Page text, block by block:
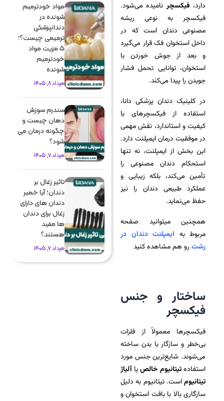
دارد، فیکسچرنامیده می‌شود.
فیکسچر به نوعی ریشه
مصنوعی دندان است که در
داخل استخوان فک قرار می‌گیرد
و بعد از جوش خوردن با
استخوان، توانایی تحمل فشار
جویدن را پیدا می‌کند.
در کلینیک دندان پزشکی دانا،
استفاده از فیکسچرهای با
کیفیت و استاندارد، نقش مهمی
در موفقیت درمان ایمپلنت دارد.
این بخش از ایمپلنت، نه تنها
استحکام دندان مصنوعی را
تأمین می‌کند، بلکه زیبایی و
عملکرد طبیعی دندان را نیز
حفظ می‌نماید.
همچنین میتوانید صفحه
مربوط به ایمپلنت دندان در
رشت رو هم مشاهده کنید
ساختار و جنس
فیکسچر
فیکسچرها معمولاً از فلزات
بی‌خطر و سازگار با بدن ساخته
می‌شوند. شایع‌ترین جنس مورد
استفادهتیتانیوم خالصیاآلیاژ
تیتانیوماست. تیتانیوم به دلیل
سازگاری بالا با بافت استخوان و
مواد خودترمیم
شونده در
دندانپزشکی
ترمیمی چیست؟؛
5 مزیت مواد
خودترمیم
شونده
مرداد 8, 1405
سندرم سوزش
دهان چیست و
چگونه درمان می
شود؟
مرداد 7, 1405
تاثیر زغال بر
دندان؛ آیا خمیر
دندان های دارای
زغال برای دندان
ها مفید
هستند؟
مرداد 6, 1405